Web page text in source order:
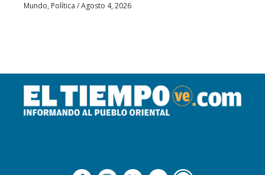
Mundo, Política /Agosto 4, 2026